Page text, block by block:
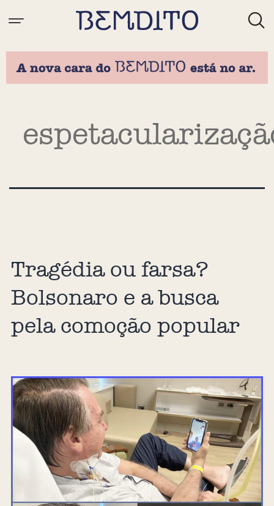
Tragédia ou farsa?
Bolsonaro e a busca
pela comoção popular